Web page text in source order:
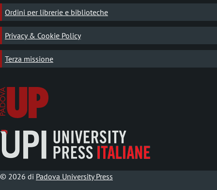
Ordini per librerie e biblioteche
Privacy & Cookie Policy
Terza missione
© 2026 di Padova University Press